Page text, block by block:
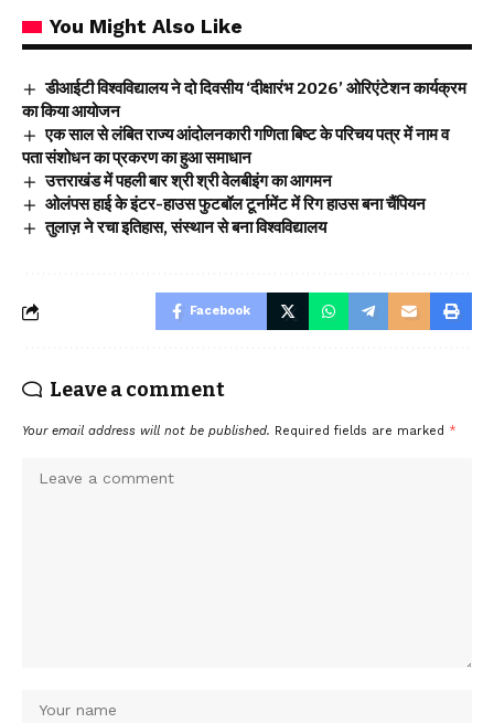
You Might Also Like
डीआईटी विश्वविद्यालय ने दो दिवसीय ‘दीक्षारंभ 2026’ ओरिएंटेशन कार्यक्रम
का किया आयोजन
एक साल से लंबित राज्य आंदोलनकारी गणिता बिष्ट के परिचय पत्र में नाम व
पता संशोधन का प्रकरण का हुआ समाधान
उत्तराखंड में पहली बार श्री श्री वेलबीइंग का आगमन
ओलंपस हाई के इंटर-हाउस फुटबॉल टूर्नामेंट में रिग हाउस बना चैंपियन
तुलाज़ ने रचा इतिहास, संस्थान से बना विश्वविद्यालय
Facebook
Leave a comment
Your email address will not be published. Required fields are marked *